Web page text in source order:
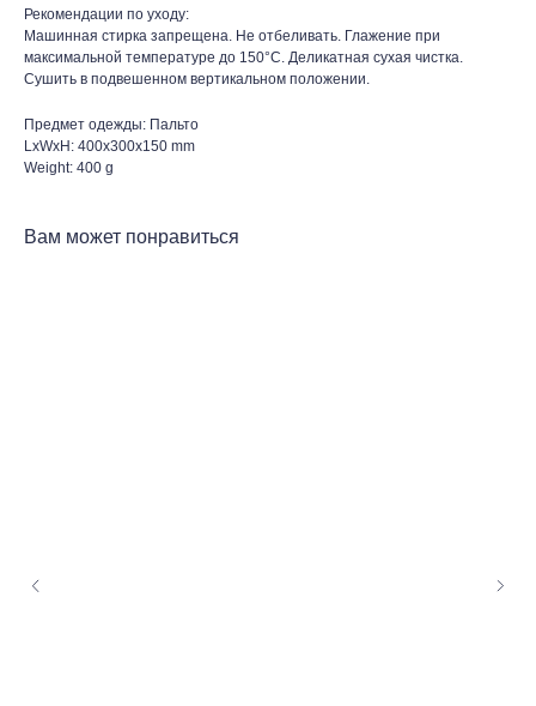
Рекомендации по уходу:
Машинная стирка запрещена. Не отбеливать. Глажение при
максимальной температуре до 150°С. Деликатная сухая чистка.
Сушить в подвешенном вертикальном положении.
Предмет одежды: Пальто
LxWxH: 400x300x150 mm
Weight: 400 g
Вам может понравиться